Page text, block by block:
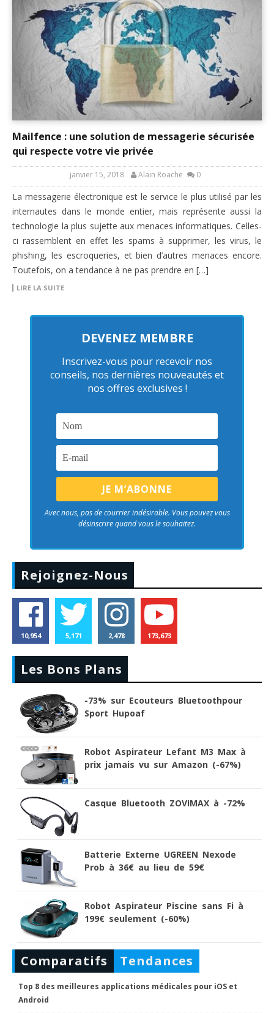
Mailfence : une solution de messagerie sécurisée
qui respecte votre vie privée
janvier 15, 2018 Alain Roache 0
La messagerie électronique est le service le plus utilisé par les
internautes dans le monde entier, mais représente aussi la
technologie la plus sujette aux menaces informatiques. Celles-
ci rassemblent en effet les spams à supprimer, les virus, le
phishing, les escroqueries, et bien d’autres menaces encore.
Toutefois, on a tendance à ne pas prendre en […]
LIRE LA SUITE
DEVENEZ MEMBRE
Inscrivez-vous pour recevoir nos
conseils, nos dernières nouveautés et
nos offres exclusives !
Avec nous, pas de courrier indésirable. Vous pouvez vous
désinscrire quand vous le souhaitez.
Rejoignez-Nous
10,954 5,171 2,478 173,673
Les Bons Plans
-73% sur Ecouteurs Bluetoothpour
Sport Hupoaf
Robot Aspirateur Lefant M3 Max à
prix jamais vu sur Amazon (-67%)
Casque Bluetooth ZOVIMAX à -72%
Batterie Externe UGREEN Nexode
Prob à 36€ au lieu de 59€
Robot Aspirateur Piscine sans Fi à
199€ seulement (-60%)
Comparatifs Tendances
Top 8 des meilleures applications médicales pour iOS et
Android